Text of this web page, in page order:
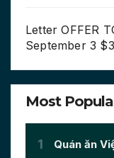
Letter OFFER
September 3
Most